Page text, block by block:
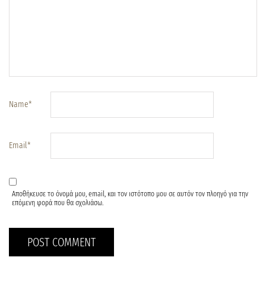
Name*
Email*
Αποθήκευσε το όνομά μου, email, και τον ιστότοπο μου σε αυτόν τον πλοηγό για την
επόμενη φορά που θα σχολιάσω.